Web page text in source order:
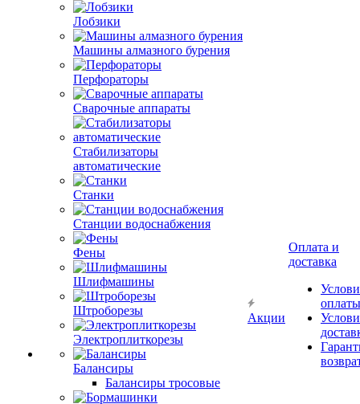
Лобзики
Машины алмазного бурения
Перфораторы
Сварочные аппараты
Стабилизаторы
автоматические
Станки
Станции водоснабжения
Фены
Шлифмашины
Штроборезы
Электроплиткорезы
Балансиры
Балансиры тросовые
Акции
Оплата и
доставка
оплаты